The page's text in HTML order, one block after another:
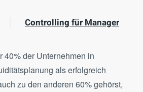
Controlling für Manager
40% der Unternehmen in
als erfolgreich
zu den anderen 60% gehörst,